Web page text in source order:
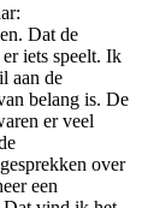
Dat de
iets speelt. Ik
aan de
belang is. De
er veel
over
een